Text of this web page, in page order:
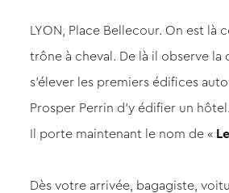
LYON, Place Bellecour. On est là
trône à cheval. De là il observe la
s’élever les premiers édifices
Prosper Perrin d’y édifier un
Il porte maintenant le nom de «
Dès votre arrivée, bagagiste,